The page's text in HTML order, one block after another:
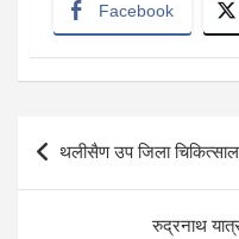
Facebook
Post
navigation
थलीसैण उप जिला
रुद्रनाथ